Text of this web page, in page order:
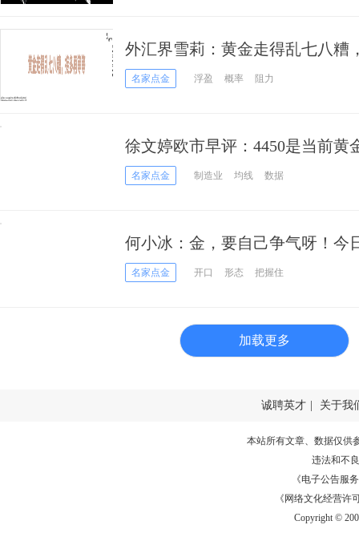
外汇界雪莉：黄金走得乱七八糟
名家点金 浮盈 概率 阻力
徐文婷欧市早评：4450是当前黄
名家点金 制造业 均线 数据
何小冰：金，要自己争气呀！今
名家点金 开口 形态 把握住
加载更多
诚聘英才 关于我
本站所有文章、数据仅供
违法和不
《电子公告服务
《网络文化经营许
Copyright ©